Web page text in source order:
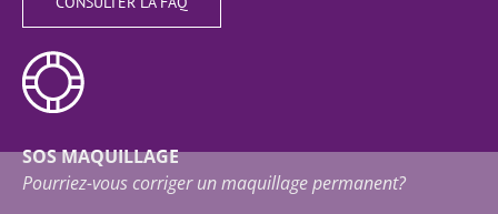
SOS MAQUILLAGE
Pourriez-vous corriger un maquillage permanent?